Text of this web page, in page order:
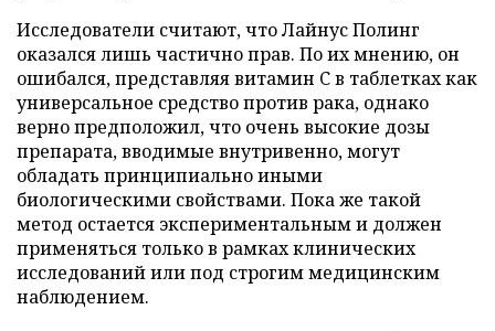
Исследователи считают, что Лайнус Полинг
оказался лишь частично прав. По их мнению, он
ошибался, представляя витамин C в таблетках как
универсальное средство против рака, однако
верно предположил, что очень высокие дозы
препарата, вводимые внутривенно, могут
обладать принципиально иными
биологическими свойствами. Пока же такой
метод остается экспериментальным и должен
применяться только в рамках клинических
исследований или под строгим медицинским
наблюдением.